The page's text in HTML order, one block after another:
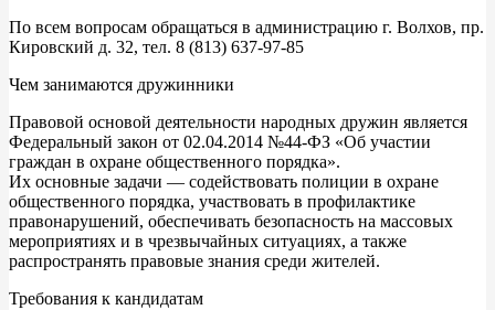
По всем вопросам обращаться в администрацию г. Волхов, пр.
Кировский д. 32, тел. 8 (813) 637-97-85
Чем занимаются дружинники
Правовой основой деятельности народных дружин является
Федеральный закон от 02.04.2014 №44-ФЗ «Об участии
граждан в охране общественного порядка».
Их основные задачи — содействовать полиции в охране
общественного порядка, участвовать в профилактике
правонарушений, обеспечивать безопасность на массовых
мероприятиях и в чрезвычайных ситуациях, а также
распространять правовые знания среди жителей.
Требования к кандидатам